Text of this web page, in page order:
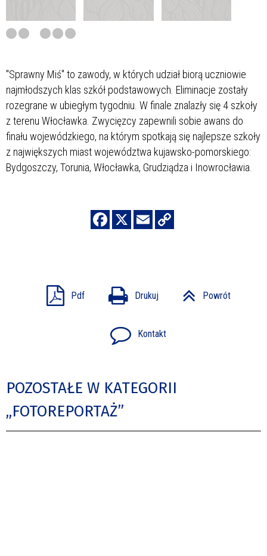
"Sprawny Miś" to zawody, w których udział biorą uczniowie
najmłodszych klas szkół podstawowych. Eliminacje zostały
rozegrane w ubiegłym tygodniu. W finale znalazły się 4 szkoły
z terenu Włocławka. Zwycięzcy zapewnili sobie awans do
finału wojewódzkiego, na którym spotkają się najlepsze szkoły
z największych miast województwa kujawsko-pomorskiego:
Bydgoszczy, Torunia, Włocławka, Grudziądza i Inowrocławia.
Pdf Drukuj Powrót
Kontakt
POZOSTAŁE W KATEGORII
„FOTOREPORTAŻ”